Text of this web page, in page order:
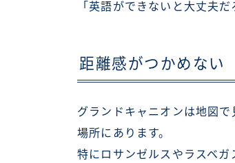
「英語ができないと大丈夫
距離感がつかめない
グランドキャニオンは地図
場所にあります。
特にロサンゼルスやラスベ